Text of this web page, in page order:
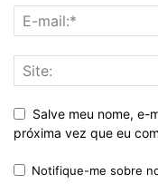
Salve meu nome, e-
próxima vez que eu
Notifique-me sobre